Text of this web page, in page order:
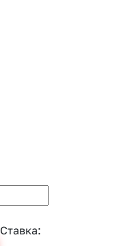
Ставка: